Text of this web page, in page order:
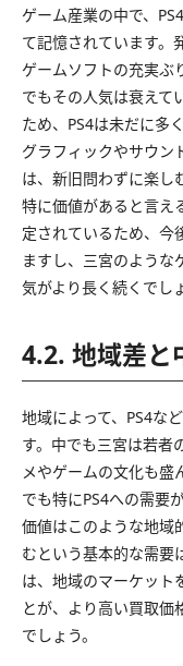
ゲーム産業の中で、
て記憶されています。
ゲームソフトの充実ぶ
でもその人気は衰えて
ため、PS4は未だに多
グラフィックやサウン
は、新旧問わずに楽し
特に価値があると言え
定されているため、今
ますし、三宮のような
気がより長く続くでし
4.2. 地域差と
地域によって、PS4な
す。中でも三宮は若者
メやゲームの文化も盛
でも特にPS4への需要
価値はこのような地域
むという基本的な需要
は、地域のマーケット
とが、より高い買取価
でしょう。